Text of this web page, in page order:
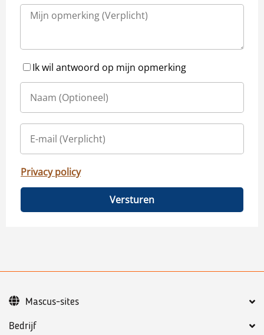
Ik wil antwoord op mijn opmerking
Privacy policy
Versturen
Bedrijf
Mascus-sites